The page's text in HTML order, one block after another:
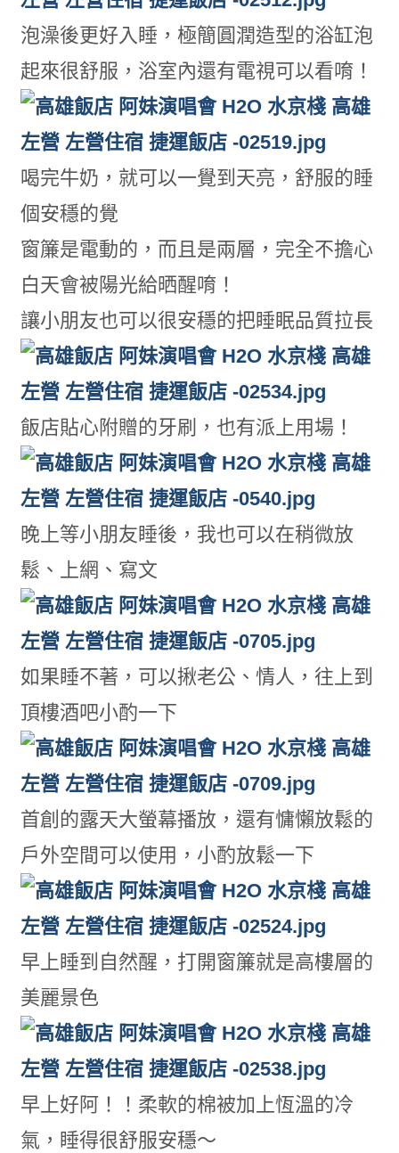
泡澡後更好入睡，極簡圓潤造型的浴缸泡
起來很舒服，浴室內還有電視可以看唷！
喝完牛奶，就可以一覺到天亮，舒服的睡
個安穩的覺
窗簾是電動的，而且是兩層，完全不擔心
白天會被陽光給晒醒唷！
讓小朋友也可以很安穩的把睡眠品質拉長
飯店貼心附贈的牙刷，也有派上用場！
晚上等小朋友睡後，我也可以在稍微放
鬆、上網、寫文
如果睡不著，可以揪老公、情人，往上到
頂樓酒吧小酌一下
首創的露天大螢幕播放，還有慵懶放鬆的
戶外空間可以使用，小酌放鬆一下
早上睡到自然醒，打開窗簾就是高樓層的
美麗景色
早上好阿！！柔軟的棉被加上恆溫的冷
氣，睡得很舒服安穩～